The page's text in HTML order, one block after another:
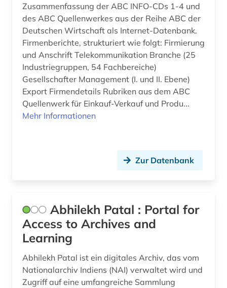
bergbaustatistik (2)
berlin (2)
beruf (1)
berufsbildung (2)
berufsforschung (1)
beschäftigungspolitik (1)
betrieb (2)
betriebsdaten (1)
betriebsrat (1)
Moldawien (1)
Montenegro (1)
Niederlande (1)
Niedersachsen (2)
Nordamerika (2)
Polen (2)
Rumänien (1)
Russland, Sowjetunion (2)
Zusammenfassung der ABC INFO-CDs 1-4 und
des ABC Quellenwerkes aus der Reihe ABC der
Deutschen Wirtschaft als Internet-Datenbank.
Firmenberichte, strukturiert wie folgt: Firmierung
und Anschrift Telekommunikation Branche (25
Industriegruppen, 54 Fachbereiche)
Gesellschafter Management (I. und II. Ebene)
Export Firmendetails Rubriken aus dem ABC
Quellenwerk für Einkauf-Verkauf und Produ...
Mehr Informationen
Zur Datenbank
Abhilekh Patal : Portal for
Access to Archives and
Learning
Abhilekh Patal ist ein digitales Archiv, das vom
Nationalarchiv Indiens (NAI) verwaltet wird und
Zugriff auf eine umfangreiche Sammlung